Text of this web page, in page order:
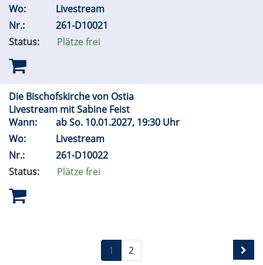
Wo:
Livestream
Nr.:
261-D10021
Status:
Plätze frei
Die Bischofskirche von Ostia
Livestream mit Sabine Feist
Wann:
abSo. 10.01.2027, 19:30 Uhr
Wo:
Livestream
Nr.:
261-D10022
Status:
Plätze frei
1 2